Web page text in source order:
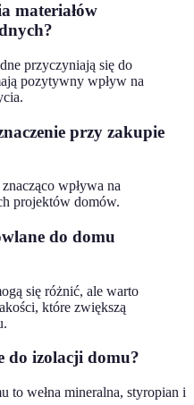
materiałów
przyczyniają się do
pozytywny wpływ na
przy zakupie
wpływa na
projektów domów.
do domu
się różnić, ale warto
które zwiększą
do izolacji domu?
to wełna mineralna, styropian i